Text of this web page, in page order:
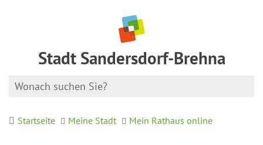
Stadt Sandersdorf-Brehna
Startseite Meine Stadt Mein Rathaus online